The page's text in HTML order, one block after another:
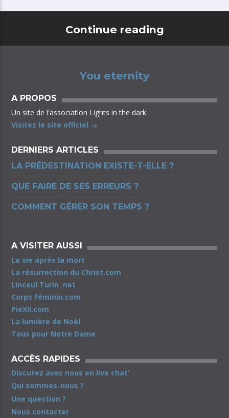
Continue reading
You eternity
A PROPOS
Un site de l'association Lights in the dark
Visitez le site officiel
DERNIERS ARTICLES
LA PRÉDESTINATION EXISTE-T-ELLE ?
QUE FAIRE DE SES ERREURS ?
COMMENT GÉRER SON TEMPS ?
A VISITER AUSSI
La vie après la mort
La résurrection du Christ.com
Linceul Turin .net
Corps féminin.com
PieXII.com
La lumière de Noël
Tous pour Notre Dame
ACCÈS RAPIDES
Discutez avec nous en live chat’
Qui sommes-nous ?
Une question ?
Nous contacter